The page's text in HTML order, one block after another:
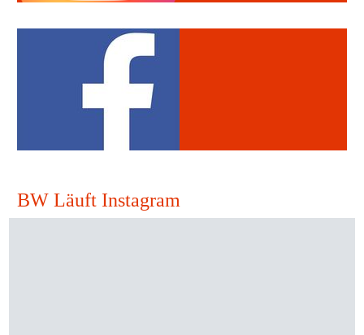
BW Läuft Instagram